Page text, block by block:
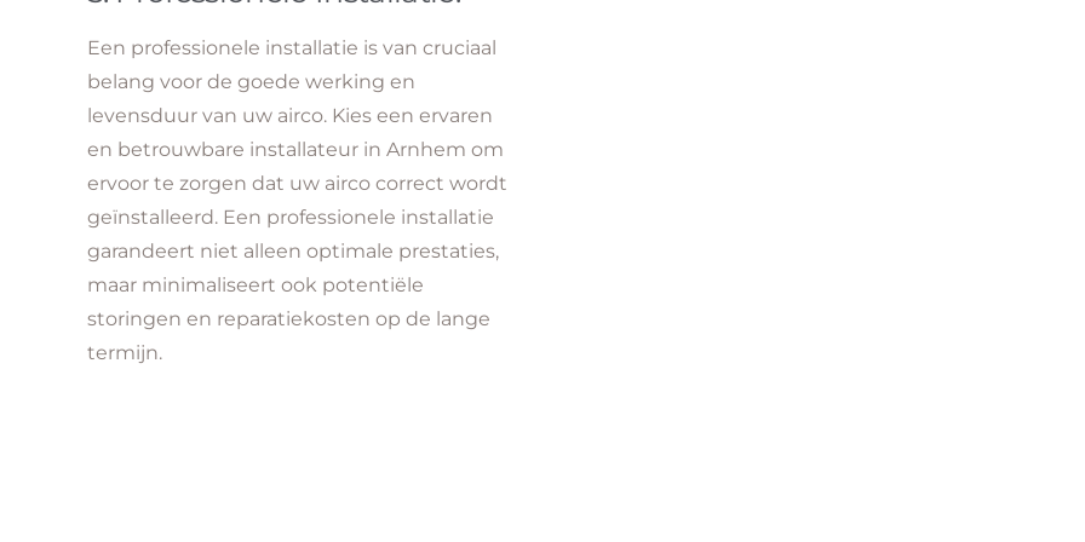
Een professionele installatie is van cruciaal
belang voor de goede werking en
levensduur van uw airco. Kies een ervaren
en betrouwbare installateur in Arnhem om
ervoor te zorgen dat uw airco correct wordt
geïnstalleerd. Een professionele installatie
garandeert niet alleen optimale prestaties,
maar minimaliseert ook potentiële
storingen en reparatiekosten op de lange
termijn.